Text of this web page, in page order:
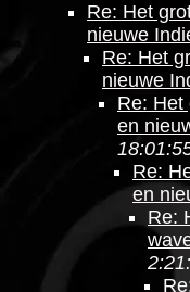
Re: Het
nieuwe
Re: Het
nieuwe
Re: Het
en
Re:
en
Re: